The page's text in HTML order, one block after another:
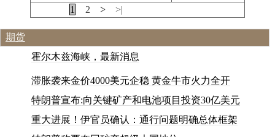
1 2 > >|
期货
霍尔木兹海峡 ， 最新消息
滞胀袭来金价4000美元企稳 黄金牛市火力全开
特朗普宣布:向关键矿产和电池项目投资30亿美元
重大进展！伊官员确认：通行问题明确总体框架